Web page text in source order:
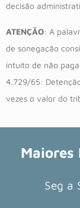
decisão
ATENÇÃO: A
de sonegação
intuito de não
4.729/65:
vezes o valor do
Maiores
Seg a